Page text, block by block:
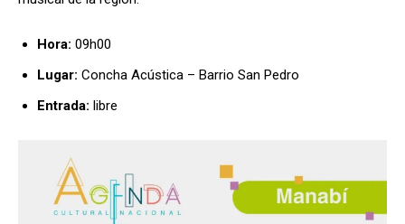
Hora: 09h00
Lugar: Concha Acústica – Barrio San Pedro
Entrada: libre